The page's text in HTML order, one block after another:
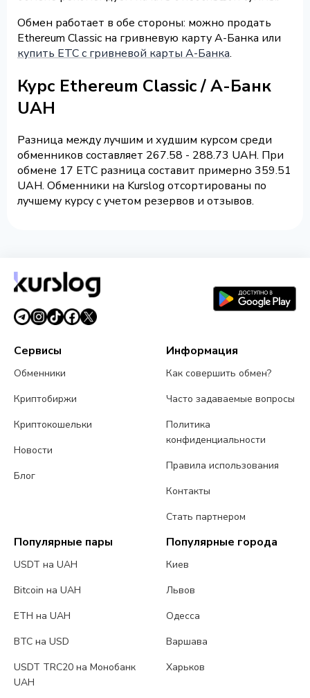
Обмен работает в обе стороны: можно продать
Ethereum Classic на гривневую карту А-Банка или
купить ETC с гривневой карты А-Банка.
Курс Ethereum Classic / А-Банк
UAH
Разница между лучшим и худшим курсом среди
обменников составляет 267.58 - 288.73 UAH. При
обмене 17 ETC разница составит примерно 359.51
UAH. Обменники на Kurslog отсортированы по
лучшему курсу с учетом резервов и отзывов.
Сервисы
Обменники
Криптобиржи
Криптокошельки
Новости
Блог
Информация
Как совершить обмен?
Часто задаваемые вопросы
Политика
конфиденциальности
Правила использования
Контакты
Стать партнером
Популярные пары
USDT на UAH
Bitcoin на UAH
ETH на UAH
BTC на USD
USDT TRC20 на Монобанк
UAH
Популярные города
Киев
Львов
Одесса
Варшава
Харьков